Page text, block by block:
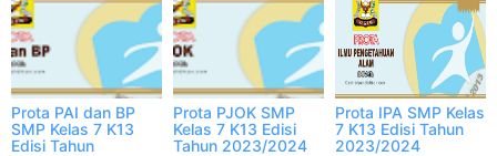
Prota PAI dan BP
SMP Kelas 7 K13
Edisi Tahun
Prota PJOK SMP
Kelas 7 K13 Edisi
Tahun 2023/2024
Prota IPA SMP Kelas
7 K13 Edisi Tahun
2023/2024